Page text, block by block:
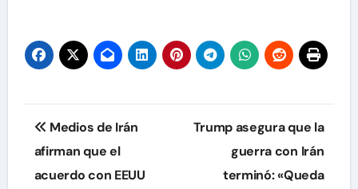
Navegación
de
Medios de Irán
afirman que el
acuerdo con EEUU
Trump asegura que la
guerra con Irán
terminó: «Queda